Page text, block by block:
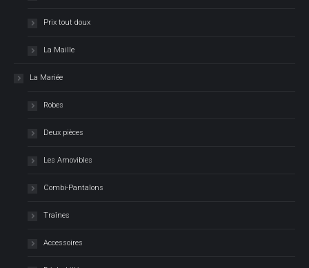
Prix tout doux
La Maille
La Mariée
Robes
Deux pièces
Les Amovibles
Combi-Pantalons
Traînes
Accessoires